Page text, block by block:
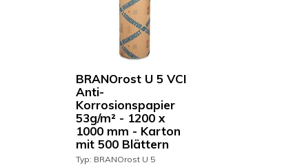
BRANOrost U 5 VCI
Anti-
Korrosionspapier
53g/m² - 1200 x
1000 mm - Karton
mit 500 Blättern
Typ: BRANOrost U 5